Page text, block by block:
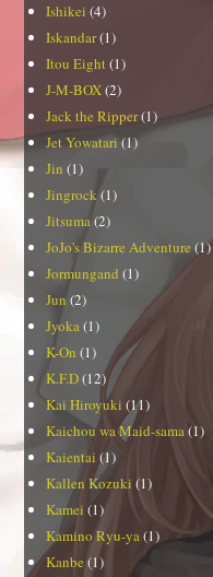
Ishikei (4)
Iskandar(1)
Itou Eight (1)
J-M-BOX(2)
Jack the Ripper(1)
Jet Yowatari(1)
Jin (1)
Jingrock(1)
Jitsuma(2)
JoJo's Bizarre Adventure (1)
Jormungand (1)
Jun(2)
Jyoka(1)
K-On (1)
K.F.D(12)
Kai Hiroyuki (11)
Kaichou wa Maid-sama(1)
Kaientai (1)
Kallen Kozuki (1)
Kamei (1)
Kamino Ryu-ya(1)
Kanbe (1)